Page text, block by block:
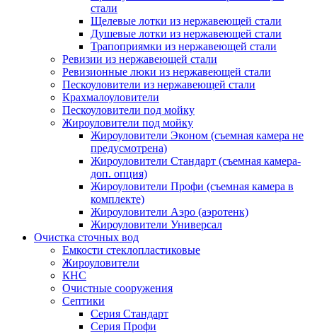
стали
Щелевые лотки из нержавеющей стали
Душевые лотки из нержавеющей стали
Трапоприямки из нержавеющей стали
Ревизии из нержавеющей стали
Ревизионные люки из нержавеющей стали
Пескоуловители из нержавеющей стали
Крахмалоуловители
Пескоуловители под мойку
Жироуловители под мойку
Жироуловители Эконом (съемная камера не
предусмотрена)
Жироуловители Стандарт (съемная камера-
доп. опция)
Жироуловители Профи (съемная камера в
комплекте)
Жироуловители Аэро (аэротенк)
Жироуловители Универсал
Очистка сточных вод
Емкости стеклопластиковые
Жироуловители
КНС
Очистные сооружения
Септики
Серия Стандарт
Серия Профи